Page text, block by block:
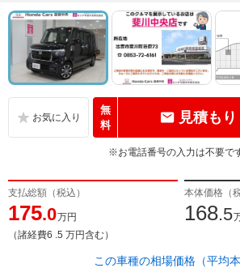
無
料
見積も
※お電話番号の入力は不要で
支払総額（税込）
175.0万円
（諸経費6 .5 万円含む）
本体価格（
168.5
この車種の相場価格（平均